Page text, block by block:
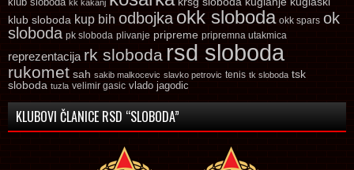
kk kakanj
klub sloboda kup bih odbojka okk sloboda okk spars ok
sloboda pk sloboda plivanje pripreme pripremna utakmica
reprezentacija rk sloboda rsd sloboda
rukomet sah sakib malkocevic slavko petrovic tenis tk sloboda tsk
sloboda tuzla velimir gasic vlado jagodic
KLUBOVI ČLANICE RSD “SLOBODA”